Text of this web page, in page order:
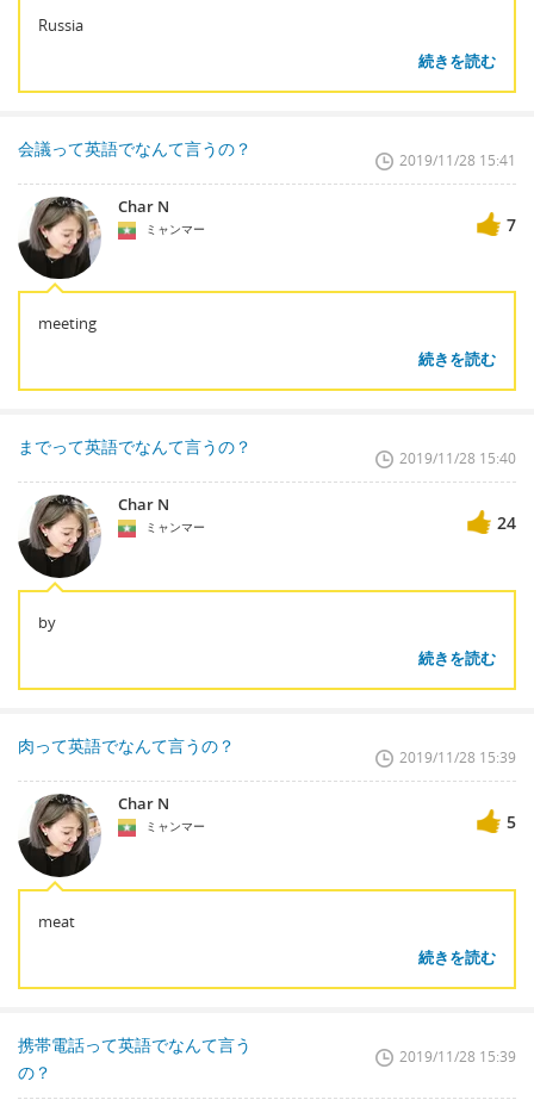
Russia
続きを読む
会議って英語でなんて言うの？
2019/11/28 15:41
Char N
ミャンマー 7
meeting
続きを読む
までって英語でなんて言うの？
2019/11/28 15:40
Char N
ミャンマー 24
by
続きを読む
肉って英語でなんて言うの？
2019/11/28 15:39
Char N
ミャンマー 5
meat
続きを読む
携帯電話って英語でなんて言う
の？
2019/11/28 15:39